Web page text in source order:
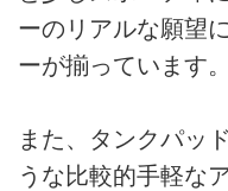
ーのリアルな願望
ーが揃っています。
また、タンクパッ
うな比較的手軽な